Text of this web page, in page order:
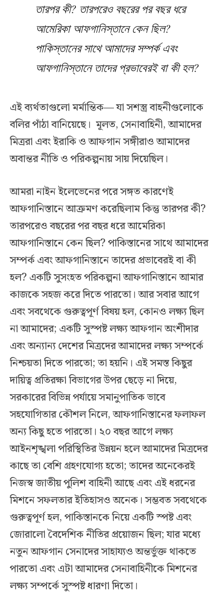
তারপর কী? তারপরেও বছরের পর বছর ধরে
আমেরিকা আফগানিস্তানে কেন ছিল?
পাকিস্তানের সাথে আমাদের সম্পর্ক এবং
আফগানিস্তানে তাদের প্রভাবেরই বা কী হল?
এই ব্যর্থতাগুলো মর্মান্তিক— যা সশস্ত্র বাহনীগুলোকে
বলির পাঁঠা বানিয়েছে। মূলত, সেনাবাহিনী, আমাদের
মিত্ররা এবং ইরাকি ও আফগান সঙ্গীরাও আমাদের
অবান্তর নীতি ও পরিকল্পনায় সায় দিয়েছিল।
আমরা নাইন ইলেভেনের পরে সঙ্গত কারণেই
আফগানিস্তানে আক্রমণ করেছিলাম কিন্তু তারপর কী?
তারপরেও বছরের পর বছর ধরে আমেরিকা
আফগানিস্তানে কেন ছিল? পাকিস্তানের সাথে আমাদের
সম্পর্ক এবং আফগানিস্তানে তাদের প্রভাবেরই বা কী
হল? একটি সুসংহত পরিকল্পনা আফগানিস্তানে আমার
কাজকে সহজ করে দিতে পারতো। আর সবার আগে
এবং সবথেকে গুরুত্বপূর্ণ বিষয় হল, কোনও লক্ষ্য ছিল
না আমাদের; একটি সুস্পষ্ট লক্ষ্য আফগান অংশীদার
এবং অন্যান্য দেশের মিত্রদের আমাদের লক্ষ্য সম্পর্কে
নিশ্চয়তা দিতে পারতো; তা হয়নি। এই সমস্ত কিছুর
দায়িত্ব প্রতিরক্ষা বিভাগের উপর ছেড়ে না দিয়ে,
সরকারের বিভিন্ন পর্যায়ে সমানুপাতিক ভাবে
সহযোগিতার কৌশল নিলে, আফগানিস্তানের ফলাফল
অন্য কিছু হতে পারতো। ২০ বছর আগে লক্ষ্য
আইনশৃঙ্খলা পরিস্থিতির উন্নয়ন হলে আমাদের মিত্রদের
কাছে তা বেশি গ্রহণযোগ্য হতো; তাদের অনেকেরই
নিজস্ব জাতীয় পুলিশ বাহিনী আছে এবং এই ধরনের
মিশনে সফলতার ইতিহাসও অনেক। সম্ভবত সবথেকে
গুরুত্বপূর্ণ হল, পাকিস্তানকে নিয়ে একটি স্পষ্ট এবং
জোরালো বৈদেশিক নীতির প্রয়োজন ছিল; যার মধ্যে
নতুন আফগান সেনাদের সাহায্যও অন্তর্ভুক্ত থাকতে
পারতো এবং এটা আমাদের সেনাবাহিনীকে মিশনের
লক্ষ্য সম্পর্কে সুস্পষ্ট ধারণা দিতো।